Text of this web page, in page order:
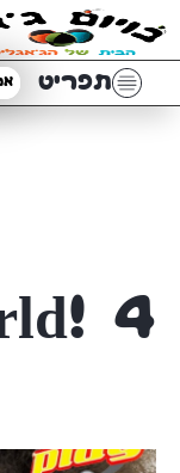
תפריט
4